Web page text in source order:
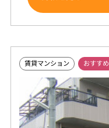
賃貸マンション おすすめ